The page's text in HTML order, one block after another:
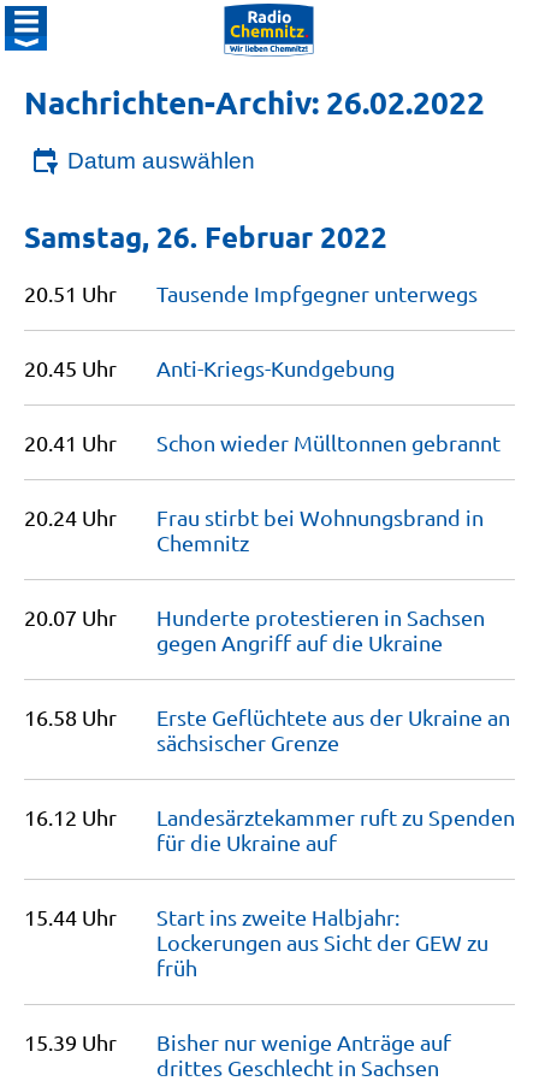
Nachrichten-Archiv: 26.02.2022
Datum auswählen
Samstag, 26. Februar 2022
20.51 Uhr Tausende Impfgegner unterwegs
20.45 Uhr Anti-Kriegs-Kundgebung
20.41 Uhr Schon wieder Mülltonnen gebrannt
20.24 Uhr
Frau stirbt bei Wohnungsbrand in
Chemnitz
20.07 Uhr
Hunderte protestieren in Sachsen
gegen Angriff auf die Ukraine
16.58 Uhr
Erste Geflüchtete aus der Ukraine an
sächsischer Grenze
16.12 Uhr
Landesärztekammer ruft zu Spenden
für die Ukraine auf
15.44 Uhr
Start ins zweite Halbjahr:
Lockerungen aus Sicht der GEW zu
früh
15.39 Uhr
Bisher nur wenige Anträge auf
drittes Geschlecht in Sachsen